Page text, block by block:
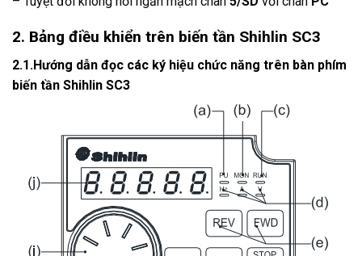
2. Bảng điều khiển trên biến tần Shihlin SC3
2.1.Hướng dẫn đọc các ký hiệu chức năng trên bàn phím
biến tần Shihlin SC3